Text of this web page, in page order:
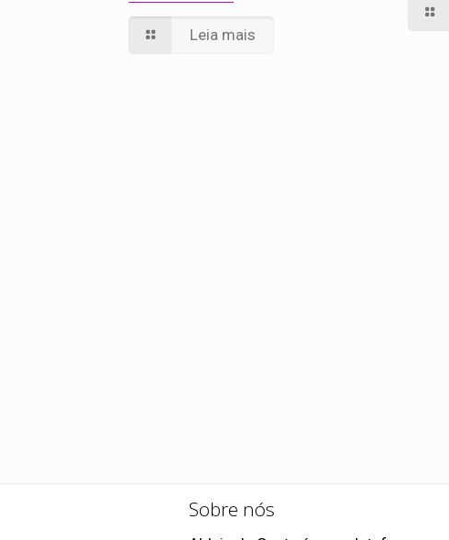
Leia mais
Sobre nós